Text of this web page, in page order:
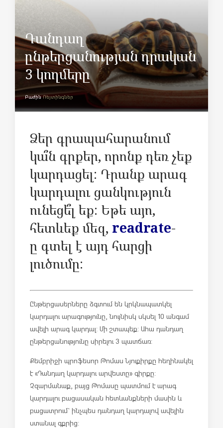
Դանդաղ
ընթերցանության դրական
3 կողմերը
ԲաժինՌեյտինգներ
Ձեր գրապահարանում
կա՞ն գրքեր, որոնք դեռ չեք
կարդացել: Դրանք արագ
կարդալու ցանկություն
ունեցե՞լ եք: Եթե այո,
հետևեք մեզ, readrate-
ը գտել է այդ հարցի
լուծումը:
Ընթերցասերները ձգտում են կրկնապատկել
կարդալու արագությունը, նույնիսկ սկսել 10 անգամ
ավելի արագ կարդալ: Մի շտապեք: Ահա դանդաղ
ընթերցանությունը սիրելու 3 պատճառ:
Քեմբրիջի պրոֆեսոր Թոմաս Նյուքիրքը հեղինակել
է «Դանդաղ կարդալու արվեստը» գիրքը:
Չզարմանաք, բայց Թոմասը պատմում է արագ
կարդալու բացասական հետևանքների մասին և
բացատրում` ինչպես դանդաղ կարդալով ավելին
ստանալ գքրից: